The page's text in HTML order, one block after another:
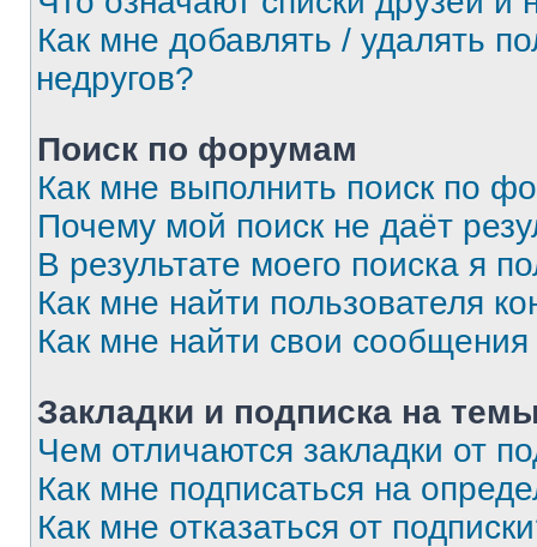
Как мне добавлять / удалять
недругов?
Поиск по форумам
Как мне выполнить поиск по
Почему мой поиск не даёт
В результате моего поиска я
Как мне найти пользователя
Как мне найти свои
Закладки и подписка на
Чем отличаются закладки от
Как мне подписаться на
Как мне отказаться от